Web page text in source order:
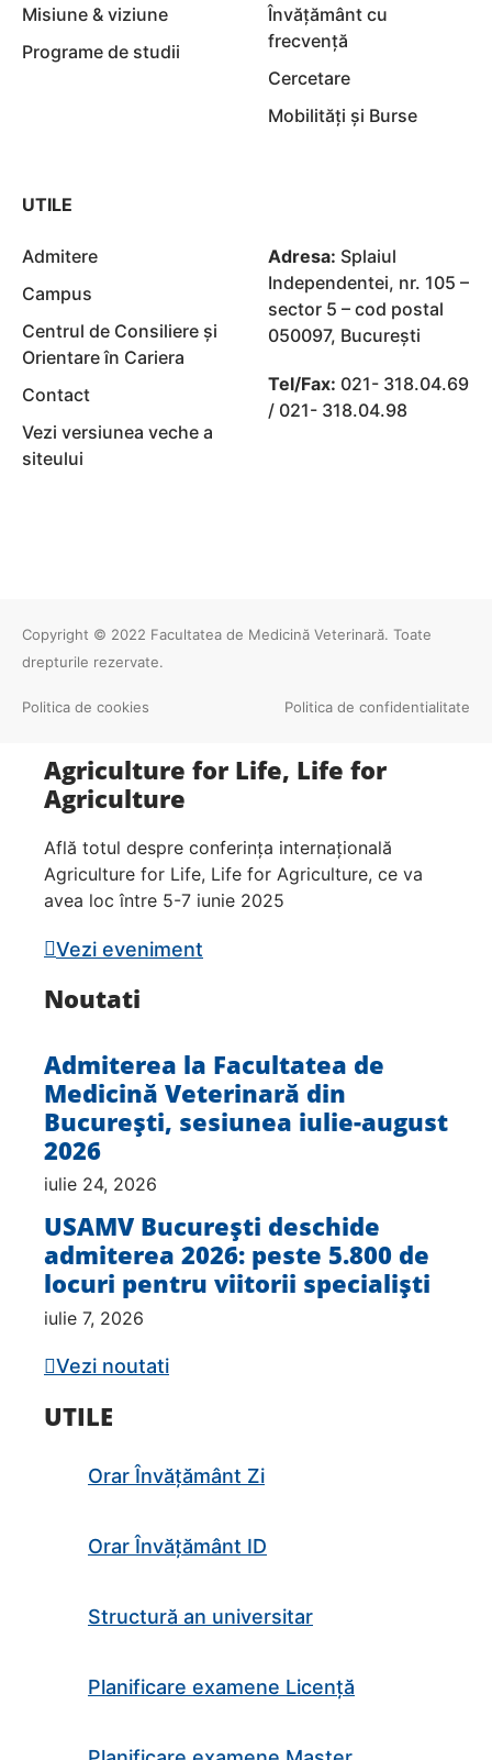
Misiune & viziune
Programe de studii
Învățământ cu
frecvență
Cercetare
Mobilități și Burse
UTILE
Admitere
Campus
Centrul de Consiliere și
Orientare în Cariera
Contact
Vezi versiunea veche a
siteului
Adresa: Splaiul
Independentei, nr. 105 –
sector 5 – cod postal
050097, Bucureşti
Tel/Fax: 021- 318.04.69
/ 021- 318.04.98
Copyright © 2022 Facultatea de Medicină Veterinară. Toate
drepturile rezervate.
Politica de cookies Politica de confidentialitate
Agriculture for Life, Life for
Agriculture
Află totul despre conferința internațională
Agriculture for Life, Life for Agriculture, ce va
avea loc între 5-7 iunie 2025
Vezi eveniment
Noutati
Admiterea la Facultatea de
Medicină Veterinară din
București, sesiunea iulie-august
2026
iulie 24, 2026
USAMV București deschide
admiterea 2026: peste 5.800 de
locuri pentru viitorii specialiști
iulie 7, 2026
Vezi noutati
UTILE
Orar Învățământ Zi
Orar Învățământ ID
Structură an universitar
Planificare examene Licență